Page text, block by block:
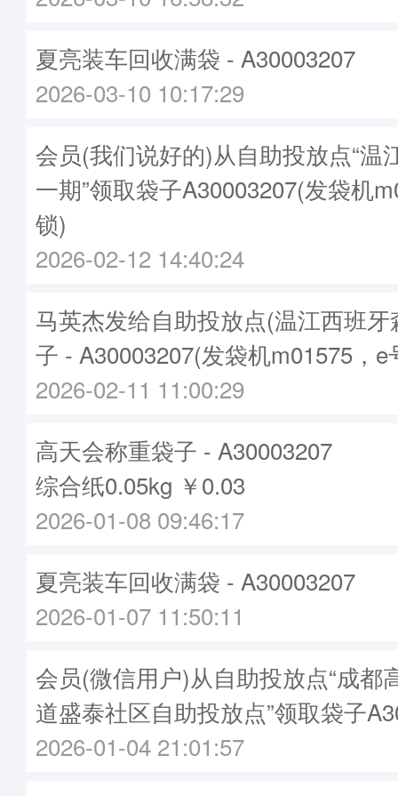
夏亮装车回收满袋 - A30003207
2026-03-10 10:17:29
会员(我们说好的)从自助投放点“温
一期”领取袋子A30003207(发袋机
锁)
2026-02-12 14:40:24
马英杰发给自助投放点(温江西班
子 - A30003207(发袋机m01575，e
2026-02-11 11:00:29
高天会称重袋子 - A30003207
综合纸0.05kg ￥0.03
2026-01-08 09:46:17
夏亮装车回收满袋 - A30003207
2026-01-07 11:50:11
会员(微信用户)从自助投放点“成都
道盛泰社区自助投放点”领取袋子
2026-01-04 21:01:57